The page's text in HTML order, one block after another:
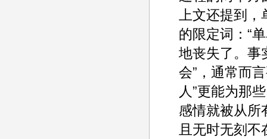
上文还提到
的限定词：“
地丧失了。事
会”，通常而
人”更能为那
感情就被从所
且无时无刻